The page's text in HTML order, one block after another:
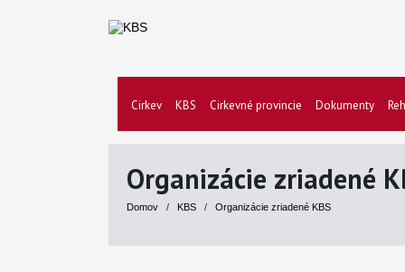
Cirkev KBS Cirkevné provincie Dokumenty
Organizácie zriadené
Domov / KBS / Organizácie zriadené KBS